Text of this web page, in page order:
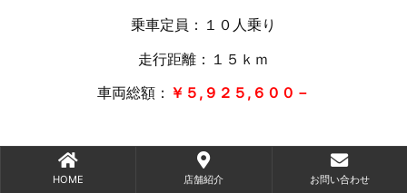
乗車定員：１０人乗り
走行距離：１５ ｋｍ
車両総額： ￥５,９２５,６００－
HOME 店舗紹介 お問い合わせ